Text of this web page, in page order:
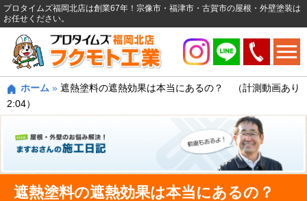
プロタイムズ福岡北店は創業67年！宗像市・福津市・古賀市の屋根・外壁塗装は
お任せください。
ホーム » 遮熱塗料の遮熱効果は本当にあるの？ （計測動画あり
2:04）
遮熱塗料の遮熱効果は本当にあるの？